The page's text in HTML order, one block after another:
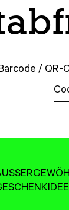
/ QR-